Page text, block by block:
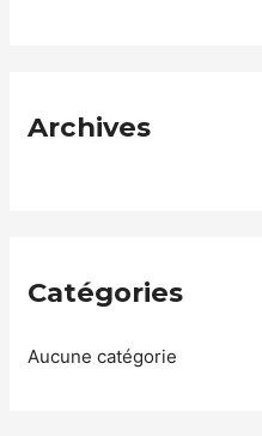
Archives
Catégories
Aucune catégorie